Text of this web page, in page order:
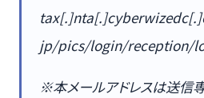
jp/pics/login/reception/
※本メールアドレスは送信